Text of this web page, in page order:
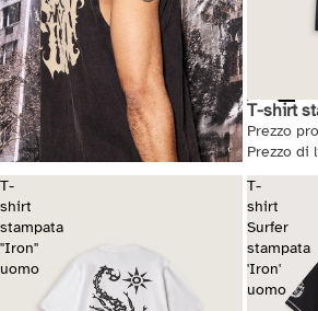
Saldi
T-shirt
Prezzo
Prezzo di
T-
shirt
stampata
"Iron"
uomo
T-
shirt
Surfer
stampata
'Iron'
uomo